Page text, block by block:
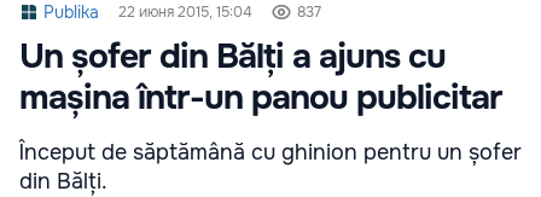
Publika 22 июня 2015, 15:04 837
Un șofer din Bălți a ajuns cu
mașina într-un panou publicitar
Început de săptămână cu ghinion pentru un șofer
din Bălți.